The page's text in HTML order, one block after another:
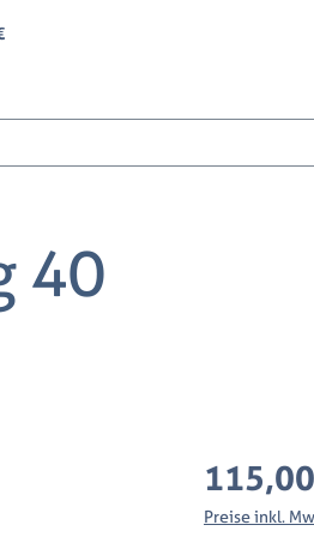
Warenkorb enthält 0 Positionen. Der
40
Regulärer Preis:
Preise inkl.